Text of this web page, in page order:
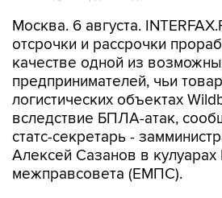
Москва. 6 августа.
отсрочки и рассрочки
качестве одной из
предпринимателей, чьи
логистических объектах
вследствие БПЛА-атак,
статс-секретарь -
Алексей Сазанов в кулуарах
межправсовета (ЕМПС).